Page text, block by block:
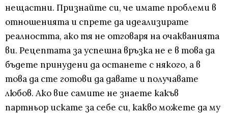
нещастни. Признайте си, че имате проблеми в
отношенията и спрете да идеализирате
реалността, ако тя не отговаря на очакванията
ви. Рецептата за успешна връзка не е в това да
бъдете принудени да останете с някого, а в
това да сте готови да давате и получавате
любов. Ако вие самите не знаете какъв
партньор искате за себе си, какво можете да му